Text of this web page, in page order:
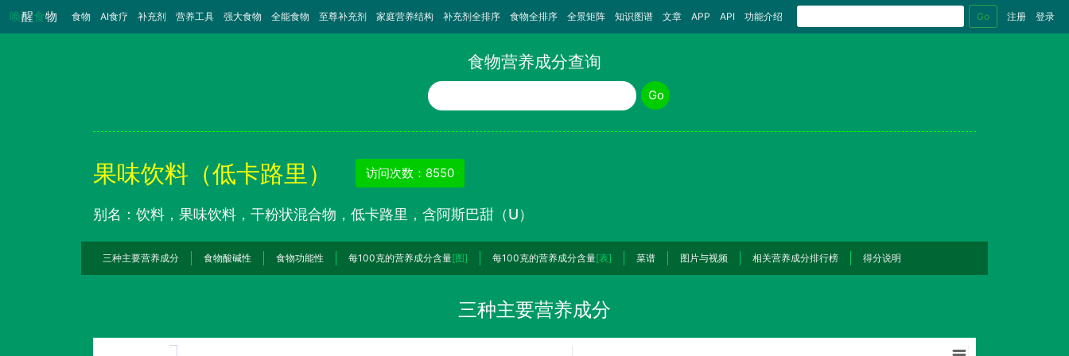
唤醒食物 食物 （当前）
AI食疗 补充剂 营养工具 强大食物 全能食物 至尊补充剂 家庭营养结构 补充剂全排序 食物全排序 全景矩阵 知识图谱 文章 APP API 功能介绍 Go 注册 登录
食物营养成分查询
食物名称
Go
果味饮料（低卡路里） 访问次数：8550
别名：饮料，果味饮料，干粉状混合物，低卡路里，含阿斯巴甜（U）
三种主要营养成分 食物酸碱性 食物功能性 每100克的营养成分含量[图] 每100克的营养成分含量[表] 菜谱 图片与视频 相关营养成分排行榜 得分说明
三种主要营养成分